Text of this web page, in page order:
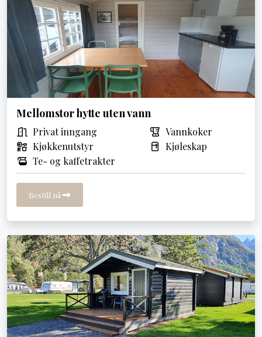
Mellomstor hytte uten vann
Privat inngang
Vannkoker
Kjøkkenutstyr
Kjøleskap
Te- og kaffetrakter
Bestill nå